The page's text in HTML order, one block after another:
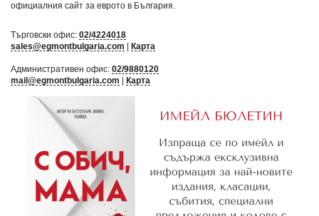
официалния сайт за еврото в България
Търговски офис: 02/4224018
sales@egmontbulgaria.com
Карта
Административен офис: 02/9880120
mail@egmontbulgaria.com
Карта